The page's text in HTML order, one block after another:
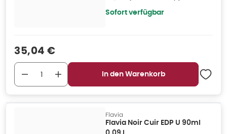
Sofort verfügbar
Verkaufspreis
35,04 €
In den Warenkorb
Flavia
Flavia Noir Cuir EDP U 90ml